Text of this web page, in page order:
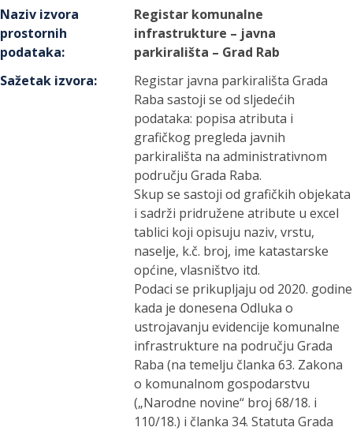
Naziv izvora
prostornih
podataka:
Registar komunalne
infrastrukture – javna
parkirališta – Grad Rab
Sažetak izvora:
Registar javna parkirališta Grada
Raba sastoji se od sljedećih
podataka: popisa atributa i
grafičkog pregleda javnih
parkirališta na administrativnom
području Grada Raba.
Skup se sastoji od grafičkih objekata
i sadrži pridružene atribute u excel
tablici koji opisuju naziv, vrstu,
naselje, k.č. broj, ime katastarske
općine, vlasništvo itd.
Podaci se prikupljaju od 2020. godine
kada je donesena Odluka o
ustrojavanju evidencije komunalne
infrastrukture na području Grada
Raba (na temelju članka 63. Zakona
o komunalnom gospodarstvu
(„Narodne novine“ broj 68/18. i
110/18.) i članka 34. Statuta Grada